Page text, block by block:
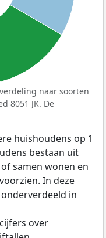
naar soorten
8051 JK. De
huishoudens op 1
bestaan uit
samen wonen en
In deze
in
over